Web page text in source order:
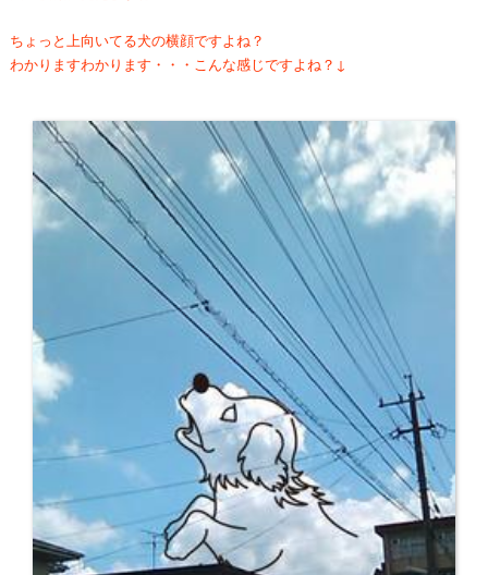
ちょっと上向いてる犬の横顔ですよね？
わかりますわかります・・・こんな感じですよね？↓